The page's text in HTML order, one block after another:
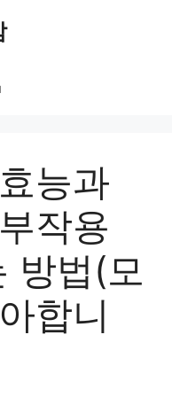
능과
작용
방법(모
합니